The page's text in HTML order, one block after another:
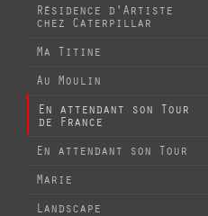
Résidence d'Artiste
chez Caterpillar
Ma Titine
Au Moulin
En attendant son Tour
de France
En attendant son Tour
Marie
Landscape